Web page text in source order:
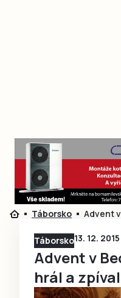
Táborsko Advent
Táborsko13. 12.
Advent v
hrál a zpíval